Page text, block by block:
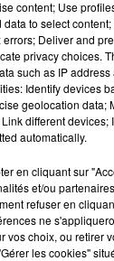
content; Use
to select
errors; Deliver and
privacy choices.
such as IP
Identify devices
geolocation data;
different devices;
automatically.
en cliquant sur
et/ou
refuser en
ne
vos choix, ou retirer
les cookies"